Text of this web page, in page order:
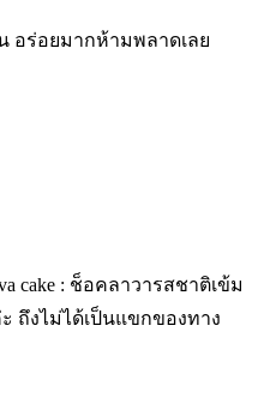
อร่อยมากห้ามพลาดเลย
cake : ช็อคลาวารสชาติเข้ม
ะ ถึงไม่ได้เป็นแขกของทาง